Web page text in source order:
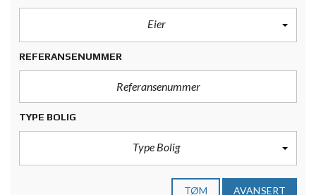
Eier
REFERANSENUMMER
TYPE BOLIG
Type Bolig
TØM AVANSERT